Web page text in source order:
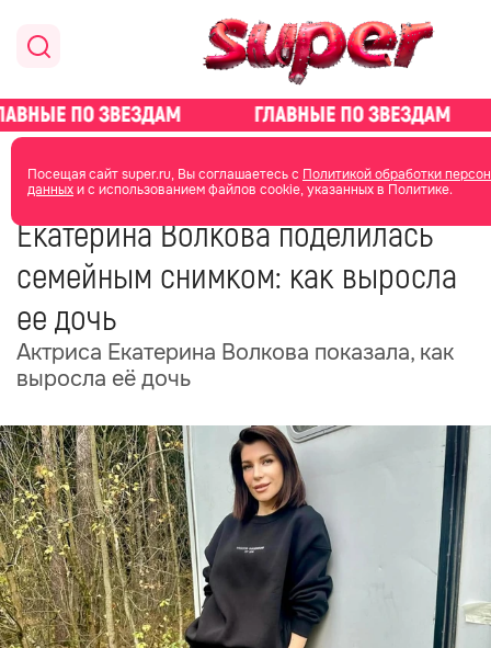
Посещая сайт super.ru, Вы соглашаетесь с Политикой обработки
данныхи с использованием файлов cookie, указанных в Политике.
главная новости о звездах новости
Екатерина Волкова поделилась
семейным снимком: как выросла
ее дочь
Актриса Екатерина Волкова показала, как
выросла её дочь